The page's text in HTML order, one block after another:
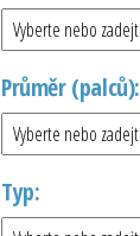
Průměr (palců):
Typ: